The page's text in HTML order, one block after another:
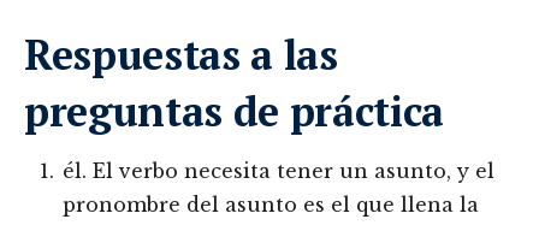
Respuestas a las
preguntas de práctica
él. El verbo necesita tener un asunto, y el
pronombre del asunto es el que llena la